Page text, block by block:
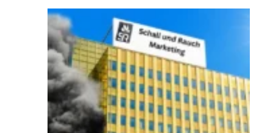
Label
(IES-
Label)